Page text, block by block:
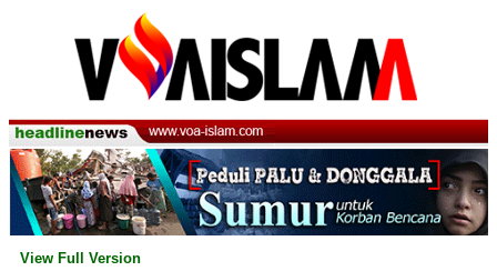
View Full Version